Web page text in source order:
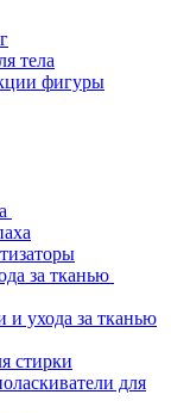
тела
фигуры
за тканью
и ухода за тканью
стирки
для